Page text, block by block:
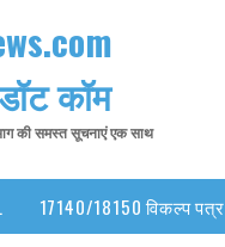
कॉम
की समस्त सूचनाएं एक साथ
17140/18150 विकल्प पत्र